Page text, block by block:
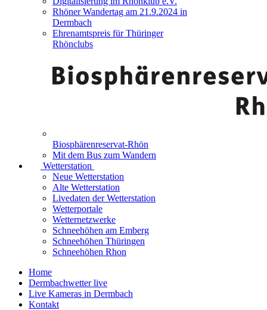
Rhöner Wandertag am 21.9.2024 in
Dermbach
Ehrenamtspreis für Thüringer
Rhönclubs
Biosphärenreservat-Rhön
Mit dem Bus zum Wandern
Wetterstation
Neue Wetterstation
Alte Wetterstation
Livedaten der Wetterstation
Wetterportale
Wetternetzwerke
Schneehöhen am Emberg
Schneehöhen Thüringen
Schneehöhen Rhon
Home
Dermbachwetter live
Live Kameras in Dermbach
Kontakt